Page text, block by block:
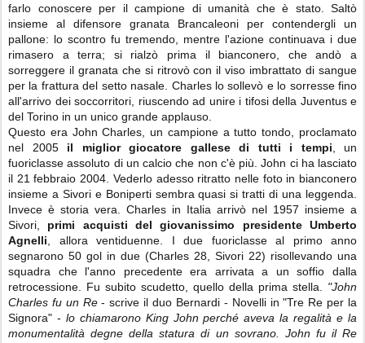
farlo conoscere per il campione di umanità che è stato. Saltò
insieme al difensore granata Brancaleoni per contendergli un
pallone: lo scontro fu tremendo, mentre l'azione continuava i due
rimasero a terra; si rialzò prima il bianconero, che andò a
sorreggere il granata che si ritrovò con il viso imbrattato di sangue
per la frattura del setto nasale. Charles lo sollevò e lo sorresse fino
all'arrivo dei soccorritori, riuscendo ad unire i tifosi della Juventus e
del Torino in un unico grande applauso.
Questo era John Charles, un campione a tutto tondo, proclamato
nel 2005 il miglior giocatore gallese di tutti i tempi , un
fuoriclasse assoluto di un calcio che non c'è più. John ci ha lasciato
il 21 febbraio 2004. Vederlo adesso ritratto nelle foto in bianconero
insieme a Sivori e Boniperti sembra quasi si tratti di una leggenda.
Invece è storia vera. Charles in Italia arrivò nel 1957 insieme a
Sivori, primi acquisti del giovanissimo presidente Umberto
Agnelli , allora ventiduenne. I due fuoriclasse al primo anno
segnarono 50 gol in due (Charles 28, Sivori 22) risollevando una
squadra che l'anno precedente era arrivata a un soffio dalla
retrocessione. Fu subito scudetto, quello della prima stella. "John
Charles fu un Re- scrive il duo Bernardi - Novelli in "Tre Re per la
Signora" - lo chiamarono King John perché aveva la regalità e la
monumentalità degne della statura di un sovrano. John fu il Re